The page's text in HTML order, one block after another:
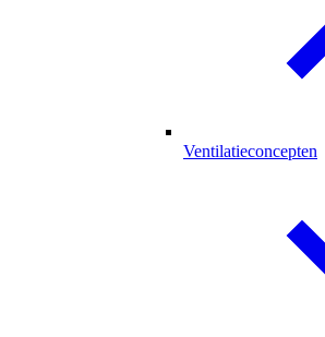
Ventilatieconcepten